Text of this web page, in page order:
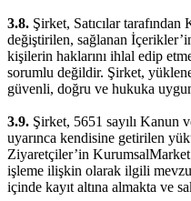
3.8. Şirket, Satıcılar
değiştirilen, sağlanan
kişilerin haklarını ihlal edip
sorumlu değildir. Şirket,
güvenli, doğru ve hukuka
3.9. Şirket, 5651 sayılı
uyarınca kendisine getirilen
Ziyaretçiler’in
işleme ilişkin olarak ilgili
içinde kayıt altına almakta ve